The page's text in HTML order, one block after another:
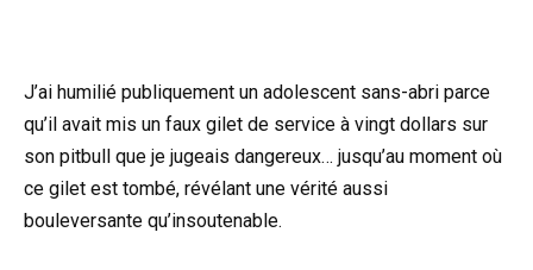
J’ai humilié publiquement un adolescent sans-abri parce
qu’il avait mis un faux gilet de service à vingt dollars sur
son pitbull que je jugeais dangereux… jusqu’au moment où
ce gilet est tombé, révélant une vérité aussi
bouleversante qu’insoutenable.